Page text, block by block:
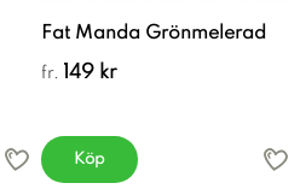
Fat Manda Grönmelerad
fr. 149 kr
Köp